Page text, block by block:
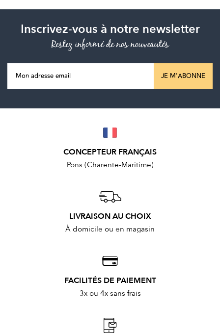
Inscrivez-vous à notre newsletter
Restez informé de nos nouveautés
JE M'ABONNE
CONCEPTEUR FRANÇAIS
Pons (Charente-Maritime)
LIVRAISON AU CHOIX
À domicile ou en magasin
FACILITÉS DE PAIEMENT
3x ou 4x sans frais